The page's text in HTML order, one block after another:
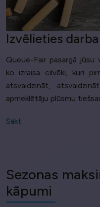
Izvēlieties
Queue-Fair pasargā jūsu
ko izraisa cilvēki, kuri
atsvaidzināt,
apmeklētāju plūsmu
Sākt
Sezonas
kāpumi